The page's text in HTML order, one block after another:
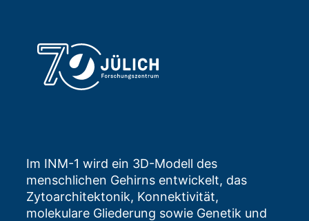
Im INM-1 wird ein 3D-Modell des
menschlichen Gehirns entwickelt, das
Zytoarchitektonik, Konnektivität,
molekulare Gliederung sowie Genetik und